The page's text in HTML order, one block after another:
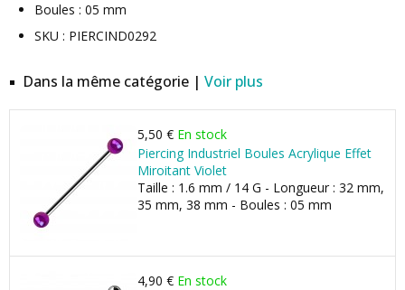
Boules : 05 mm
SKU : PIERCIND0292
Dans la même catégorie | Voir plus
5,50 € En stock
Piercing Industriel Boules Acrylique Effet
Miroitant Violet
Taille : 1.6 mm / 14 G - Longueur : 32 mm,
35 mm, 38 mm - Boules : 05 mm
4,90 € En stock